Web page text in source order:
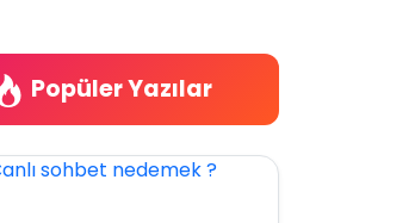
Popüler Yazılar